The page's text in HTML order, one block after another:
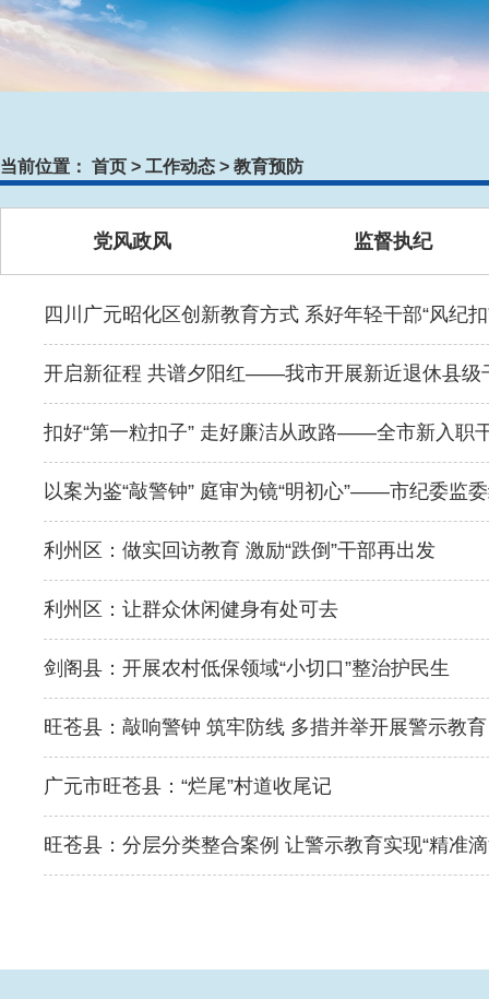
当前位置： 首页 > 工作动态 > 教育预防
党风政风 监督执纪
四川广元昭化区创新教育方式 系好年轻干部“风纪扣
开启新征程 共谱夕阳红——我市开展新近退休县级
扣好“第一粒扣子” 走好廉洁从政路——全市新入职
以案为鉴“敲警钟” 庭审为镜“明初心”——市纪委监
利州区：做实回访教育 激励“跌倒”干部再出发
利州区：让群众休闲健身有处可去
剑阁县：开展农村低保领域“小切口”整治护民生
旺苍县：敲响警钟 筑牢防线 多措并举开展警示教育
广元市旺苍县：“烂尾”村道收尾记
旺苍县：分层分类整合案例 让警示教育实现“精准滴